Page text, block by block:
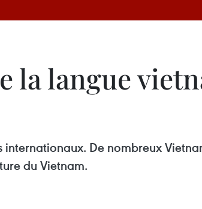
la langue
De nombreux
du Vietnam.